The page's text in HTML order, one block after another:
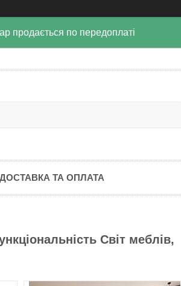
продається по передоплаті
ДОСТАВКА ТА ОПЛАТА
Світ меблів,